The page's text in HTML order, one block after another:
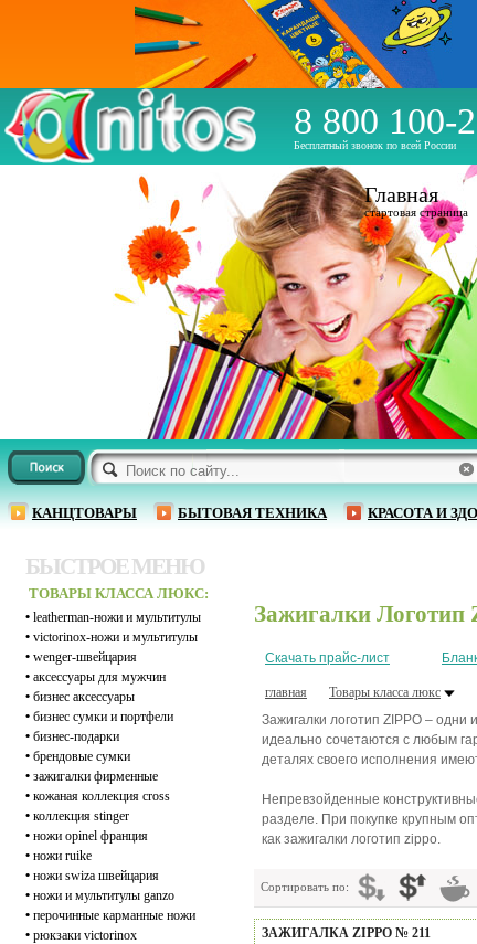
8 800 100-
Бесплатный звонок по всей России
КАНЦТОВАРЫ БЫТОВАЯ ТЕХНИКА КРАСОТА И
Главная
стартовая страница
БЫСТРОЕ МЕНЮ
ТОВАРЫ КЛАССА ЛЮКС:
• leatherman-ножи и мультитулы
• victorinox-ножи и мультитулы
• wenger-швейцария
• аксессуары для мужчин
• бизнес аксессуары
• бизнес сумки и портфели
• бизнес-подарки
• брендовые сумки
• зажигалки фирменные
• кожаная коллекция cross
• коллекция stinger
• ножи opinel франция
• ножи ruike
• ножи swiza швейцария
• ножи и мультитулы ganzo
• перочинные карманные ножи
• рюкзаки victorinox
Зажигалки Логотип
Скачать прайс-лист
главная Товары класса люкс
Зажигалки логотип ZIPPO –
идеально сочетаются с любым
деталях своего исполнения
Непревзойденные
разделе. При покупке крупным
как зажигалки логотип zippo.
Сортировать по:
ЗАЖИГАЛКА ZIPPO № 211